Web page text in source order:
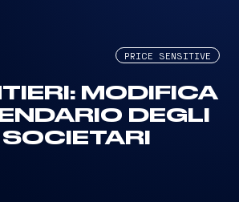
PRICE SENSITIVE
MODIFICA
DEGLI